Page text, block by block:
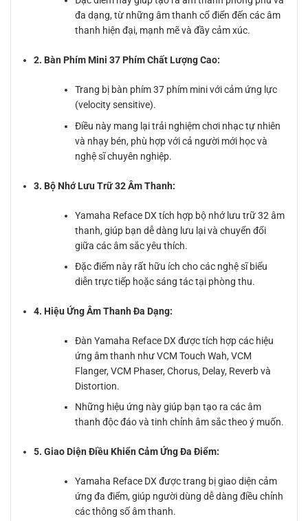
đa dạng, từ những âm thanh cổ điển đến các âm
thanh hiện đại, mạnh mẽ và đầy cảm xúc.
2. Bàn Phím Mini 37 Phím Chất Lượng Cao:
Trang bị bàn phím 37 phím mini với cảm ứng lực
(velocity sensitive).
Điều này mang lại trải nghiệm chơi nhạc tự nhiên
và nhạy bén, phù hợp với cả người mới học và
nghệ sĩ chuyên nghiệp.
3. Bộ Nhớ Lưu Trữ 32 Âm Thanh:
Yamaha Reface DX tích hợp bộ nhớ lưu trữ 32 âm
thanh, giúp bạn dễ dàng lưu lại và chuyển đổi
giữa các âm sắc yêu thích.
Đặc điểm này rất hữu ích cho các nghệ sĩ biểu
diễn trực tiếp hoặc sáng tác tại phòng thu.
4. Hiệu Ứng Âm Thanh Đa Dạng:
Đàn Yamaha Reface DX được tích hợp các hiệu
ứng âm thanh như VCM Touch Wah, VCM
Flanger, VCM Phaser, Chorus, Delay, Reverb và
Distortion.
Những hiệu ứng này giúp bạn tạo ra các âm
thanh độc đáo và tinh chỉnh âm sắc theo ý muốn.
5. Giao Diện Điều Khiển Cảm Ứng Đa Điểm:
Yamaha Reface DX được trang bị giao diện cảm
ứng đa điểm, giúp người dùng dễ dàng điều chỉnh
các thông số âm thanh.